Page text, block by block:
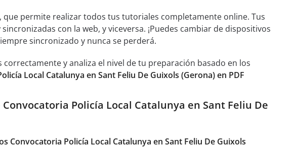
permite realizar todos tus tutoriales completamente online. Tus
con la web, y viceversa. ¡Puedes cambiar de dispositivos
sincronizado y nunca se perderá.
y analiza el nivel de tu preparación basado en los
Local Catalunya en Sant Feliu De Guixols (Gerona) en PDF
Policía Local Catalunya en Sant Feliu De
Convocatoria Policía Local Catalunya en Sant Feliu De Guixols